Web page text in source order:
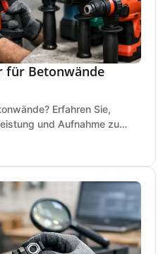
für Betonwände
Erfahren Sie,
und Aufnahme zu